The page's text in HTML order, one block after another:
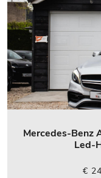
Mercedes-Benz
Led-
€